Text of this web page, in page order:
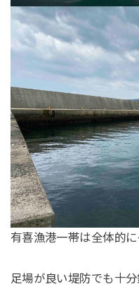
有喜漁港一帯は全体的
足場が良い堤防でも十分